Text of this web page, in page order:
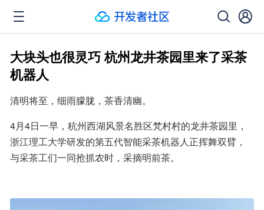
大块头也很灵巧 杭州龙井茶园里来了采茶
机器人
清明将至，细雨朦胧，茶香清幽。
4月4日一早，杭州西湖风景名胜区梵村村的龙井茶园里，
浙江理工大学研发的第五代智能采茶机器人正挥舞双臂，
与采茶工们一同抢抓农时，采摘明前茶。